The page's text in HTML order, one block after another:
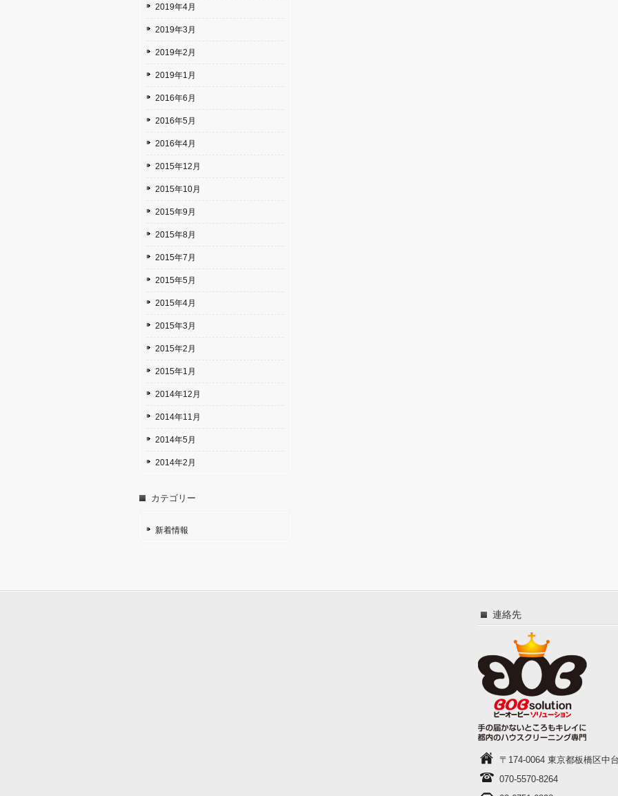
2019年4月
2019年3月
2019年2月
2019年1月
2016年6月
2016年5月
2016年4月
2015年12月
2015年10月
2015年9月
2015年8月
2015年7月
2015年5月
2015年4月
2015年3月
2015年2月
2015年1月
2014年12月
2014年11月
2014年5月
2014年2月
カテゴリー
新着情報
連絡先
〒174-0064 東京都板橋区中
070-5570-8264